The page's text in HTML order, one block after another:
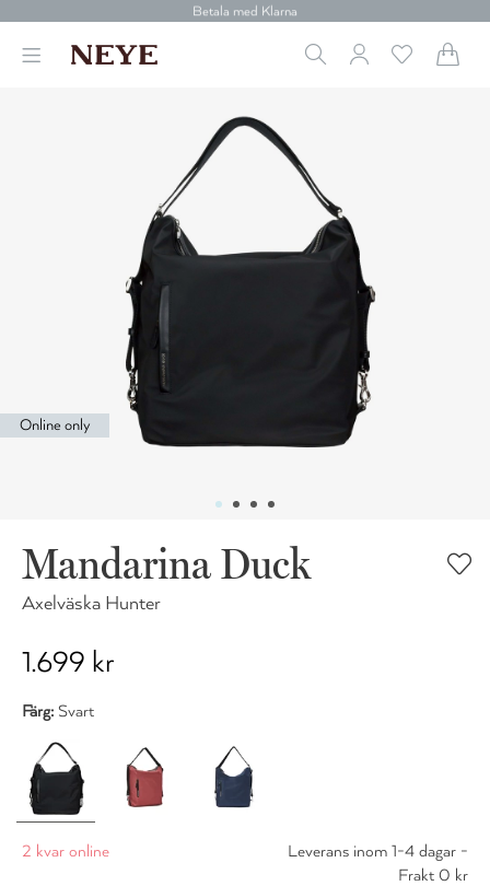
30 dagars retur
Betala med Klarna
Leverans 1-4 arbetsdagar
30 dagars retur
Betala med Klarna
Online only
Mandarina Duck
Axelväska Hunter
1.699 kr
Färg: Svart
2 kvar online
Leverans inom 1-4 dagar -
Frakt 0 kr